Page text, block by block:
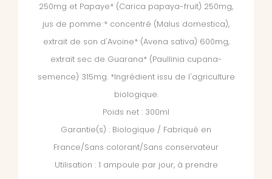
250mg et Papaye* (Carica papaya-fruit) 250mg,
jus de pomme * concentré (Malus domestica),
extrait de son d'Avoine* (Avena sativa) 600mg,
extrait sec de Guarana* (Paullinia cupana-
semence) 315mg. *Ingrédient issu de l'agriculture
biologique.
Poids net : 300ml
Garantie(s) : Biologique / Fabriqué en
France/Sans colorant/Sans conservateur
Utilisation : 1 ampoule par jour, à prendre